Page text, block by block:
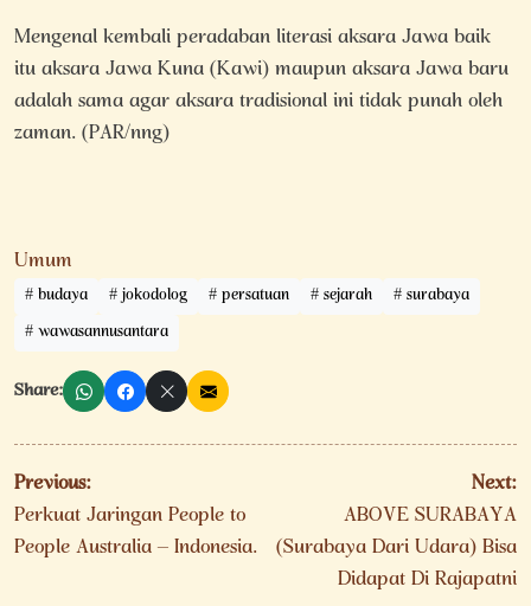
Mengenal kembali peradaban literasi aksara Jawa baik
itu aksara Jawa Kuna (Kawi) maupun aksara Jawa baru
adalah sama agar aksara tradisional ini tidak punah oleh
zaman. (PAR/nng)
Umum
budaya jokodolog persatuan sejarah
surabaya
wawasannusantara
Share:
Navigasi
pos
Previous:
Perkuat Jaringan People to
People Australia – Indonesia.
Next:
ABOVE SURABAYA
(Surabaya Dari Udara) Bisa
Didapat Di Rajapatni